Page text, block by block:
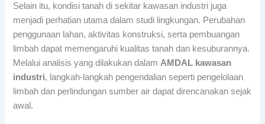
Selain itu, kondisi tanah di sekitar kawasan industri juga
menjadi perhatian utama dalam studi lingkungan. Perubahan
penggunaan lahan, aktivitas konstruksi, serta pembuangan
limbah dapat memengaruhi kualitas tanah dan kesuburannya.
Melalui analisis yang dilakukan dalam AMDAL kawasan
industri, langkah-langkah pengendalian seperti pengelolaan
limbah dan perlindungan sumber air dapat direncanakan sejak
awal.